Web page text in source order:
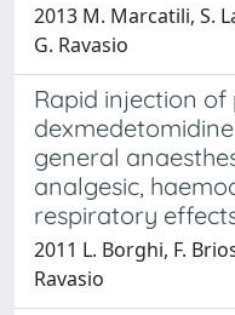
2013 M. Marcatili, S.
G. Ravasio
Rapid injection
general
analgesic,
respiratory
2011 L. Borghi, F.
Ravasio